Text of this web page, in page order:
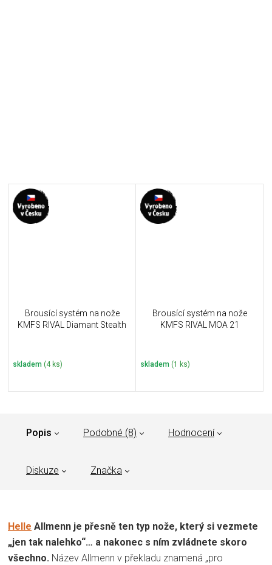
Brousící systém na nože
KMFS RIVAL Diamant Stealth
skladem (4 ks)
Brousící systém na nože
KMFS RIVAL MOA 21
skladem (1 ks)
Popis Podobné (8) Hodnocení
Diskuze Značka
Helle Allmenn je přesně ten typ nože, který si vezmete
„jen tak nalehko“… a nakonec s ním zvládnete skoro
všechno. Název Allmenn v překladu znamená „pro